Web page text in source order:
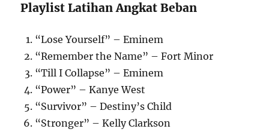
Playlist Latihan Angkat Beban
“Lose Yourself” – Eminem
“Remember the Name” – Fort Minor
“Till I Collapse” – Eminem
“Power” – Kanye West
“Survivor” – Destiny’s Child
“Stronger” – Kelly Clarkson